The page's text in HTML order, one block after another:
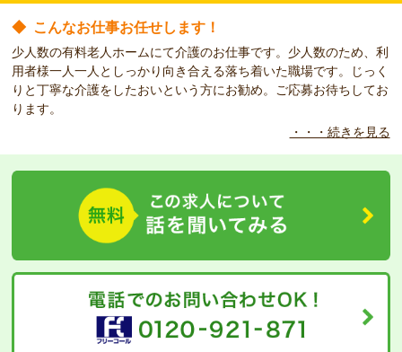
◆ こんなお仕事お任せします！
少人数の有料老人ホームにて介護のお仕事です。少人数のため、利
用者様一人一人としっかり向き合える落ち着いた職場です。じっく
りと丁寧な介護をしたおいという方にお勧め。ご応募お待ちしてお
ります。
す。じっくり介護の経験を積んでいきたいといく方、お待ちしてお
・・・続きを見る